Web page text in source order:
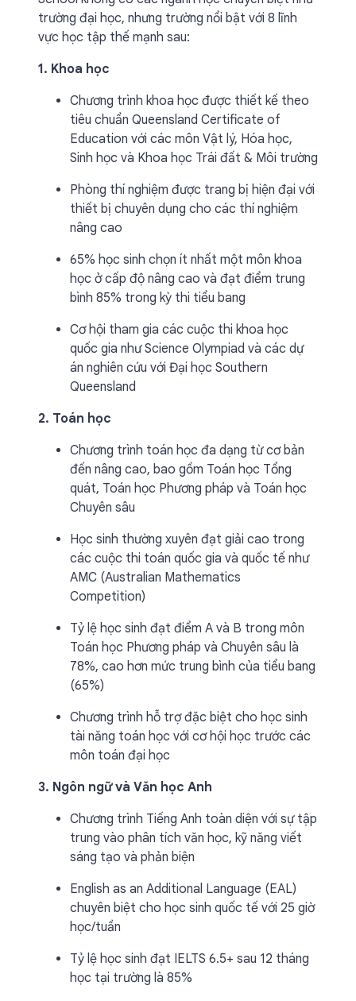
trường đại học, nhưng trường nổi bật với 8 lĩnh
vực học tập thế mạnh sau:
1. Khoa học
Chương trình khoa học được thiết kế theo
tiêu chuẩn Queensland Certificate of
Education với các môn Vật lý, Hóa học,
Sinh học và Khoa học Trái đất & Môi trường
Phòng thí nghiệm được trang bị hiện đại với
thiết bị chuyên dụng cho các thí nghiệm
nâng cao
65% học sinh chọn ít nhất một môn khoa
học ở cấp độ nâng cao và đạt điểm trung
bình 85% trong kỳ thi tiểu bang
Cơ hội tham gia các cuộc thi khoa học
quốc gia như Science Olympiad và các dự
án nghiên cứu với Đại học Southern
Queensland
2. Toán học
Chương trình toán học đa dạng từ cơ bản
đến nâng cao, bao gồm Toán học Tổng
quát, Toán học Phương pháp và Toán học
Chuyên sâu
Học sinh thường xuyên đạt giải cao trong
các cuộc thi toán quốc gia và quốc tế như
AMC (Australian Mathematics
Competition)
Tỷ lệ học sinh đạt điểm A và B trong môn
Toán học Phương pháp và Chuyên sâu là
78%, cao hơn mức trung bình của tiểu bang
(65%)
Chương trình hỗ trợ đặc biệt cho học sinh
tài năng toán học với cơ hội học trước các
môn toán đại học
3. Ngôn ngữ và Văn học Anh
Chương trình Tiếng Anh toàn diện với sự tập
trung vào phân tích văn học, kỹ năng viết
sáng tạo và phản biện
English as an Additional Language (EAL)
chuyên biệt cho học sinh quốc tế với 25 giờ
học/tuần
Tỷ lệ học sinh đạt IELTS 6.5+ sau 12 tháng
học tại trường là 85%